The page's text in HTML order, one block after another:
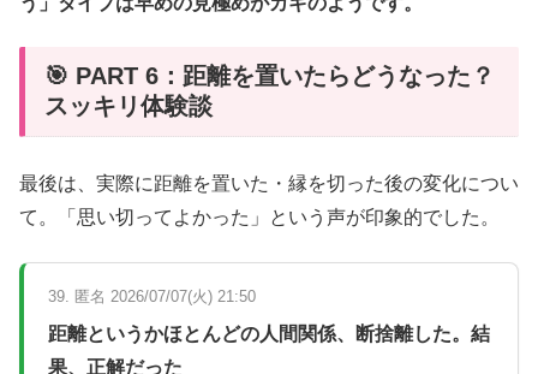
🎯 PART 6：距離を置いたらどうなった？
スッキリ体験談
最後は、実際に距離を置いた・縁を切った後の変化につい
て。「思い切ってよかった」という声が印象的でした。
39. 匿名 2026/07/07(火) 21:50
距離というかほとんどの人間関係、断捨離した。結
果、正解だった